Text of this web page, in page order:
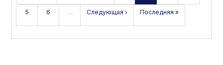
5 6 … Следующая › Последняя »